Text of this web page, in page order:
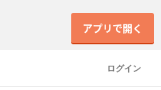
ログイン
アプリで開く